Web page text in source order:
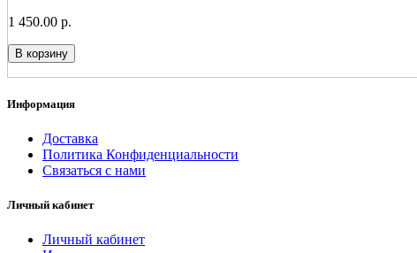
1 450.00 р.
В корзину
Информация
Доставка
Политика Конфиденциальности
Связаться с нами
Личный кабинет
Личный кабинет